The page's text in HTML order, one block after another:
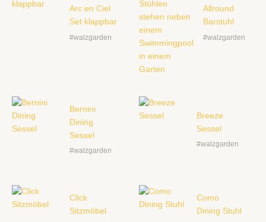
Arc en Ciel
Set klappbar
#walzgarden
Allround
Barstuhl
#walzgarden
Bernini
Dining
Sessel
#walzgarden
Breeze
Sessel
#walzgarden
Click
Sitzmöbel
Como
Dining Stuhl